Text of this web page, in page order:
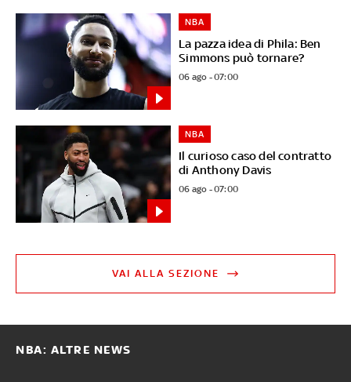
La pazza idea di Phila: Ben
Simmons può tornare?
NBA
06 ago - 07:00
Il curioso caso del contratto
di Anthony Davis
NBA
06 ago - 07:00
VAI ALLA SEZIONE
NBA: ALTRE NEWS